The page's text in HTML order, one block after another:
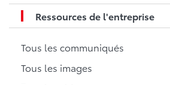
Ressources de l'entreprise
Tous les communiqués
Tous les images